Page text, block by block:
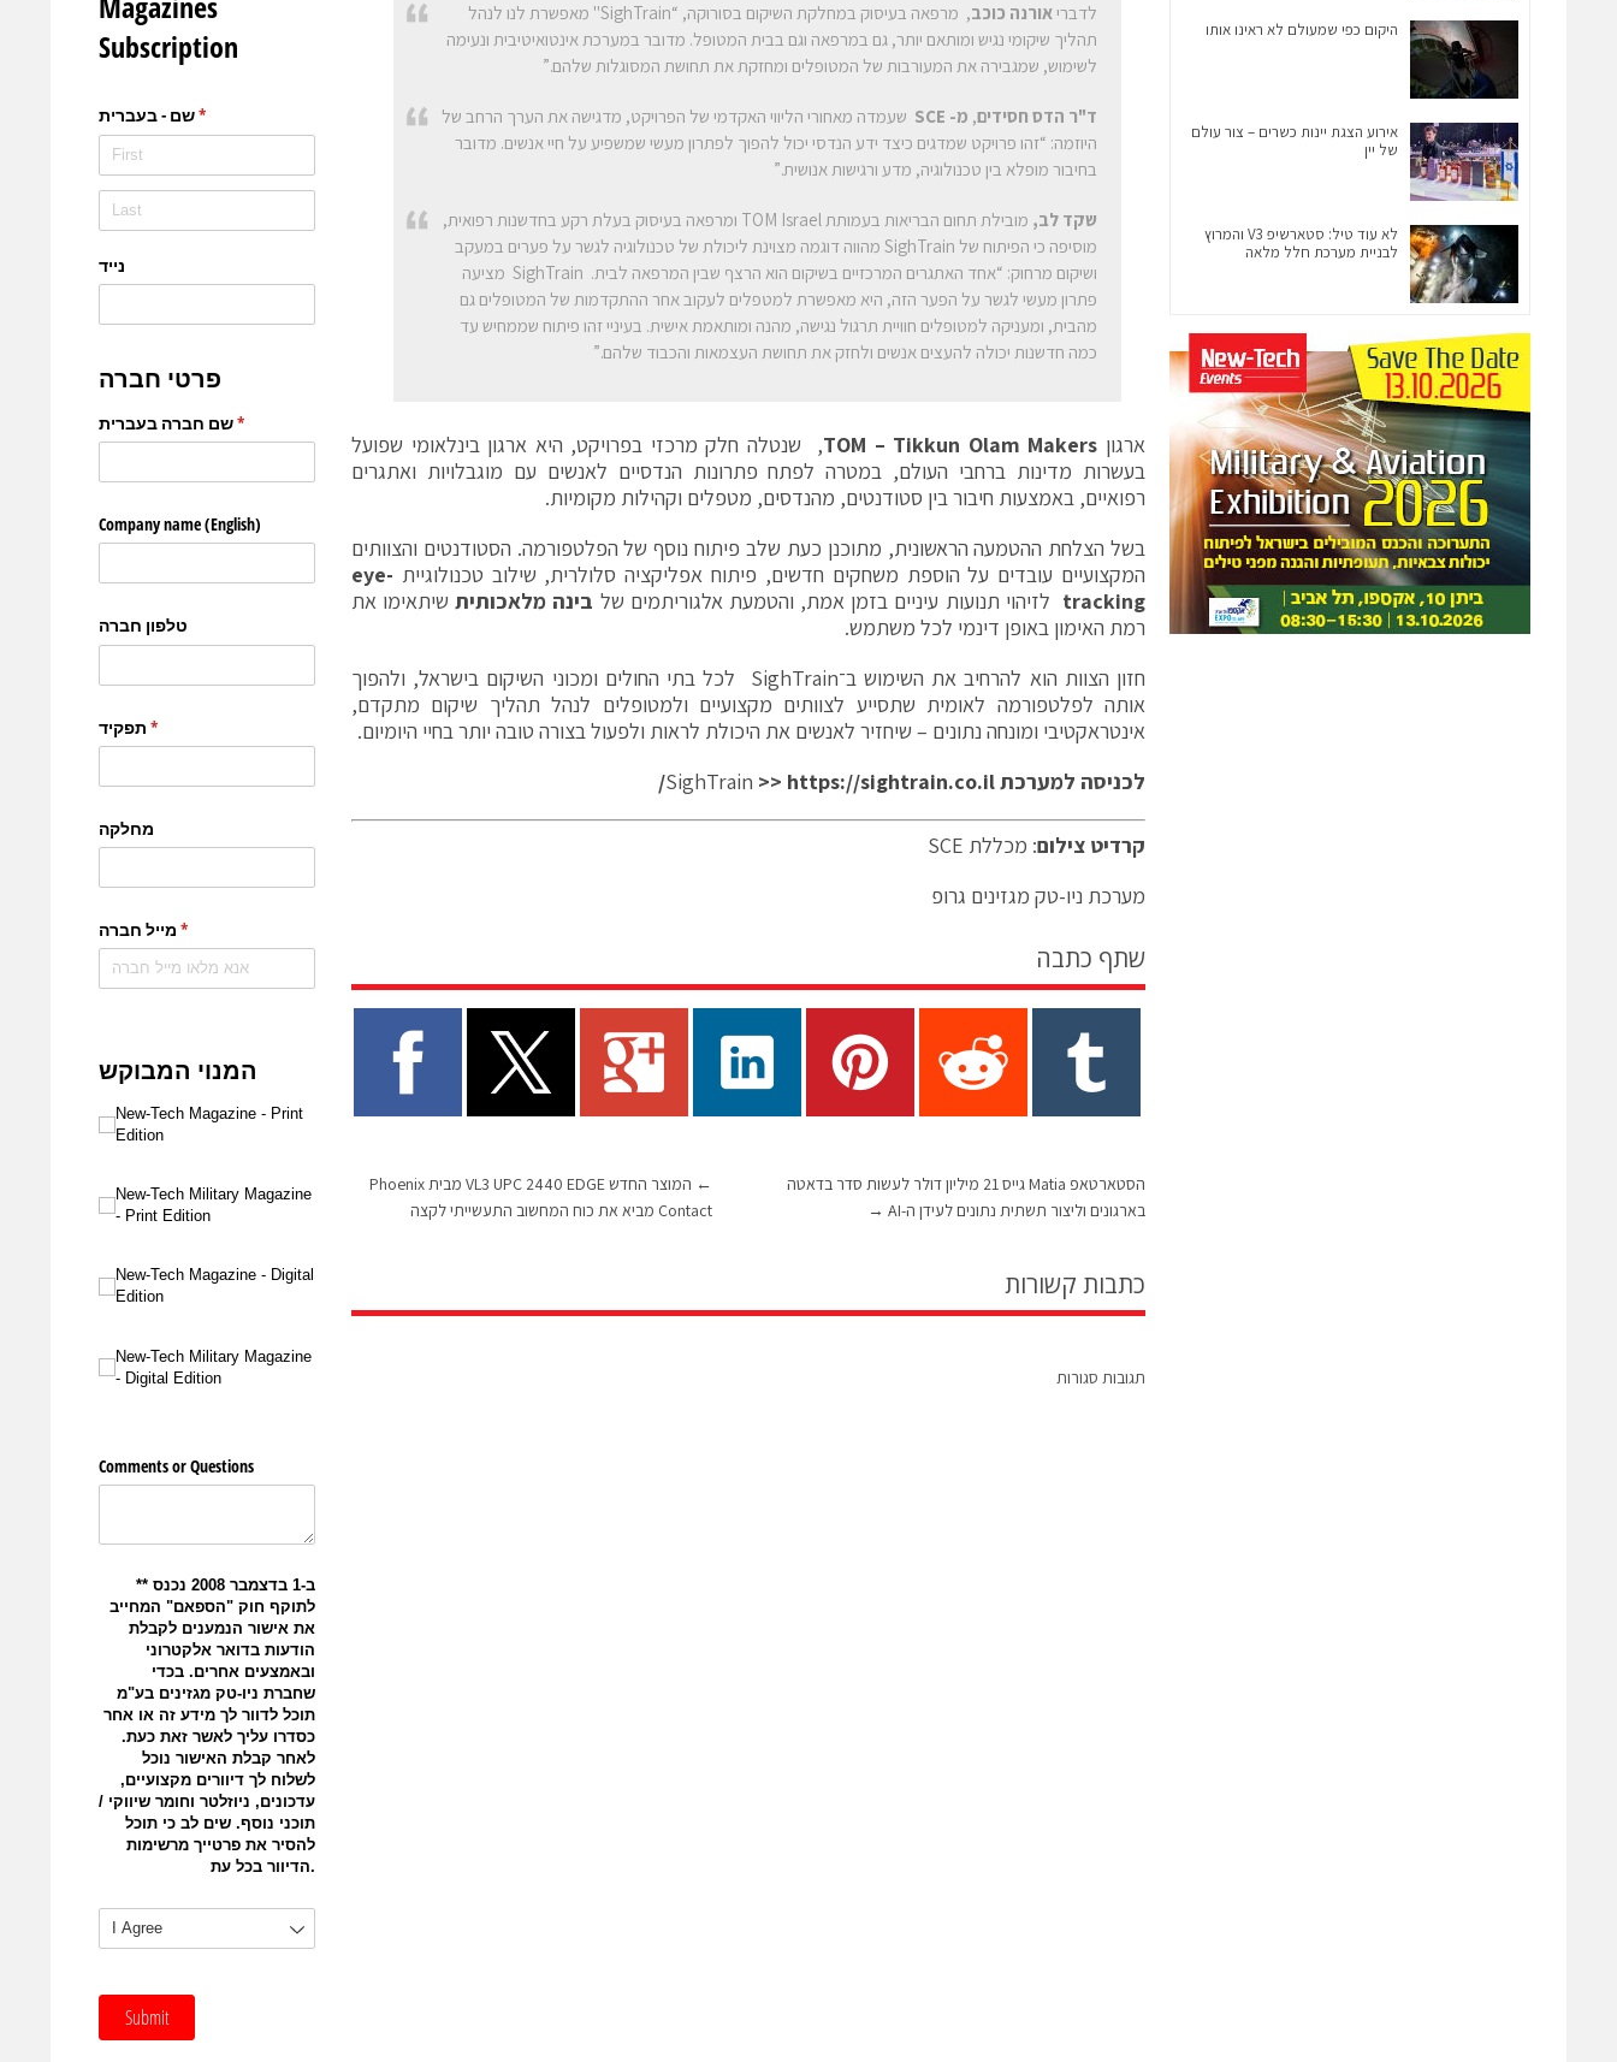
לדבריאורנה כוכב
, מרפאה בעיסוק במחלקת השיקום בסורוקה, “SighTrain" מאפשרת לנו לנהל
תהליך שיקומי נגיש ומותאם יותר, גם במרפאה וגם בבית המטופל. מדובר במערכת אינטואיטיבית ונעימה
לשימוש, שמגבירה את המעורבות של המטופלים ומחזקת את תחושת המסוגלות שלהם.”
ד"ר הדס חסידים, מ- SCE שעמדה מאחורי הליווי האקדמי של הפרויקט, מדגישה את הערך הרחב של
היוזמה: “זהו פרויקט שמדגים כיצד ידע הנדסי יכול להפוך לפתרון מעשי שמשפיע על חיי אנשים. מדובר
בחיבור מופלא בין טכנולוגיה, מדע ורגישות אנושית.”
שקד לב,
מובילת תחום הבריאות בעמותת TOM Israel ומרפאה בעיסוק בעלת רקע בחדשנות רפואית,
מוסיפה כי הפיתוח של SighTrain מהווה דוגמה מצוינת ליכולת של טכנולוגיה לגשר על פערים במעקב
ושיקום מרחוק: “אחד האתגרים המרכזיים בשיקום הוא הרצף שבין המרפאה לבית. SighTrain מציעה
פתרון מעשי לגשר על הפער הזה, היא מאפשרת למטפלים לעקוב אחר ההתקדמות של המטופלים גם
מהבית, ומעניקה למטופלים חוויית תרגול נגישה, מהנה ומותאמת אישית. בעיניי זהו פיתוח שממחיש עד
כמה חדשנות יכולה להעצים אנשים ולחזק את תחושת העצמאות והכבוד שלהם.”
ארגון TOM – Tikkun Olam Makers, שנטלה חלק מרכזי בפרויקט, היא ארגון בינלאומי שפועל
בעשרות מדינות ברחבי העולם, במטרה לפתח פתרונות הנדסיים לאנשים עם מוגבלויות ואתגרים
רפואיים, באמצעות חיבור בין סטודנטים, מהנדסים, מטפלים וקהילות מקומיות.
בשל הצלחת ההטמעה הראשונית, מתוכנן כעת שלב פיתוח נוסף של הפלטפורמה. הסטודנטים והצוותים
המקצועיים עובדים על הוספת משחקים חדשים, פיתוח אפליקציה סלולרית, שילוב טכנולוגיית eye-
tracking לזיהוי תנועות עיניים בזמן אמת, והטמעת אלגוריתמים של בינה מלאכותיתשיתאימו את
רמת האימון באופן דינמי לכל משתמש.
חזון הצוות הוא להרחיב את השימוש ב־SighTrain לכל בתי החולים ומכוני השיקום בישראל, ולהפוך
אותה לפלטפורמה לאומית שתסייע לצוותים מקצועיים ולמטופלים לנהל תהליך שיקום מתקדם,
אינטראקטיבי ומונחה נתונים – שיחזיר לאנשים את היכולת לראות ולפעול בצורה טובה יותר בחיי היומיום.
לכניסה למערכת
SighTrain >> https://sightrain.co.il
/
קרדיט צילום: מכללת SCE
מערכת ניו-טק מגזינים גרופ
שתף כתבה
←
המוצר החדש VL3 UPC 2440 EDGE מבית Phoenix
Contact מביא את כוח המחשוב התעשייתי לקצה
הסטארטאפ Matia גייס 21 מיליון דולר לעשות סדר בדאטה
בארגונים וליצור תשתית נתונים לעידן ה-AI
→
כתבות קשורות
תגובות סגורות
היקום כפי שמעולם לא ראינו אותו
אירוע הצגת יינות כשרים – צור עולם
של יין
לא עוד טיל: סטארשיפ V3 והמרוץ
לבניית מערכת חלל מלאה